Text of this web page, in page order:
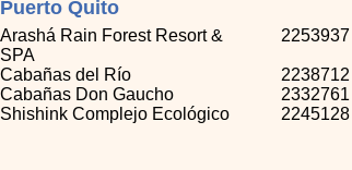
Puerto Quito
Arashá Rain Forest Resort &
SPA
Cabañas del Río
Cabañas Don Gaucho
Shishink Complejo Ecológico
2253937
2238712
2332761
2245128